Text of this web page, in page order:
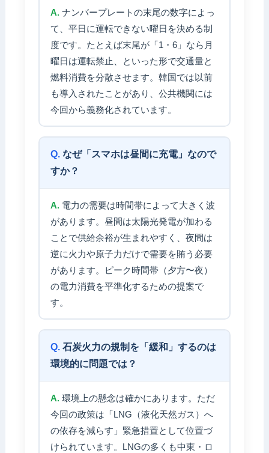
ナンバープレートの末尾の数字によっ
て、平日に運転できない曜日を決める制
度です。たとえば末尾が「1・6」なら月
曜日は運転禁止、といった形で交通量と
燃料消費を分散させます。韓国では以前
も導入されたことがあり、公共機関には
今回から義務化されています。
なぜ「スマホは昼間に充電」なので
すか？
電力の需要は時間帯によって大きく波
があります。昼間は太陽光発電が加わる
ことで供給余裕が生まれやすく、夜間は
逆に火力や原子力だけで需要を賄う必要
があります。ピーク時間帯（夕方〜夜）
の電力消費を平準化するための提案で
す。
石炭火力の規制を「緩和」するのは
環境的に問題では？
環境上の懸念は確かにあります。ただ
今回の政策は「LNG（液化天然ガス）へ
の依存を減らす」緊急措置として位置づ
けられています。LNGの多くも中東・ロ